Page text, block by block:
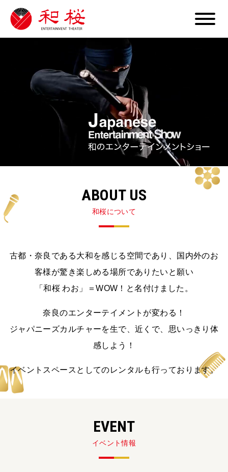
ABOUT US
和桜について
古都・奈良である大和を感じる空間であり、国内外のお
客様が驚き楽しめる場所でありたいと願い
「和桜 わお」＝WOW！と名付けました。
奈良のエンターテイメントが変わる！
ジャパニーズカルチャーを生で、近くで、思いっきり体
感しよう！
イベントスペースとしてのレンタルも行っております。
EVENT
イベント情報